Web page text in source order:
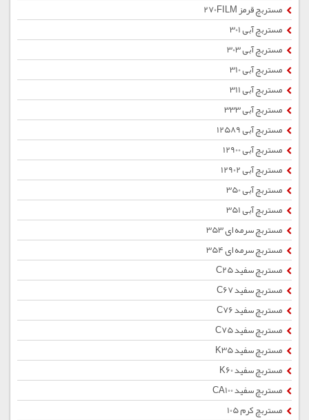
مستربچ قرمز 270FILM
مستربچ آبی 301
مستربچ آبی 303
مستربچ آبی 310
مستربچ آبی 311
مستربچ آبی 333
مستربچ آبی 12589
مستربچ آبی 12900
مستربچ آبی 12902
مستربچ آبی 350
مستربچ آبی 351
مستربچ سرمه ای 353
مستربچ سرمه ای 354
مستربچ سفید C25
مستربچ سفید C67
مستربچ سفید C76
مستربچ سفید C75
مستربچ سفید K35
مستربچ سفید K60
مستربچ سفید CA100
مستربچ کرم 105